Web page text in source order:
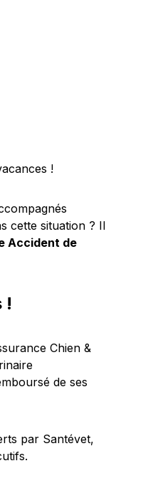
!
cette situation ? Il
Accident de
!
Chien &
de ses
par Santévet,